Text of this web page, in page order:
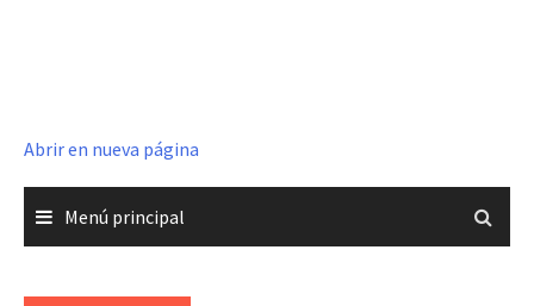
Abrir en nueva página
Menú principal